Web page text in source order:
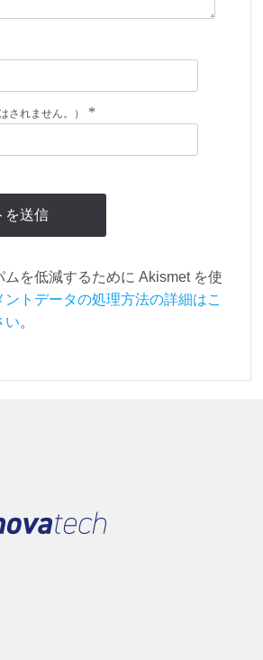
されません。） *
ムを低減するために Akismet を使
ントデータの処理方法の詳細はこ
い。